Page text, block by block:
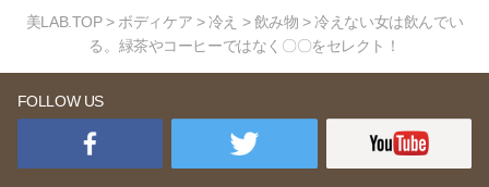
美LAB.TOP> ボディケア >冷え >飲み物 > 冷えない女は飲んでい
る。緑茶やコーヒーではなく〇〇をセレクト！
FOLLOW US